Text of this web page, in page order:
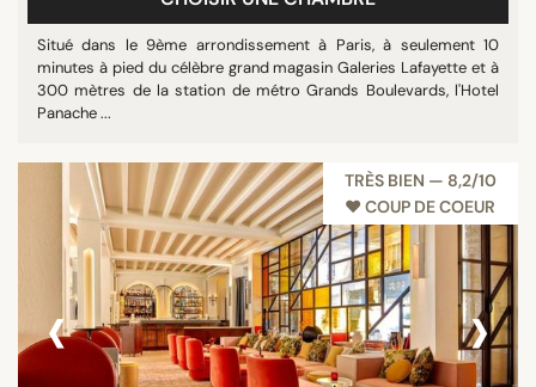
Situé dans le 9ème arrondissement à Paris, à seulement 10
minutes à pied du célèbre grand magasin Galeries Lafayette et à
300 mètres de la station de métro Grands Boulevards, l'Hotel
Panache ...
TRÈS BIEN — 8,2/10
♥︎ COUP DE COEUR
‹ ›